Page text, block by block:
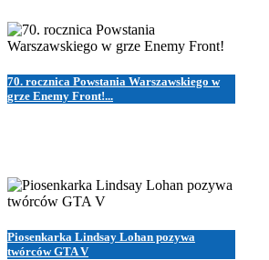
70. rocznica Powstania Warszawskiego w
grze Enemy Front!...
Piosenkarka Lindsay Lohan pozywa
twórców GTA V